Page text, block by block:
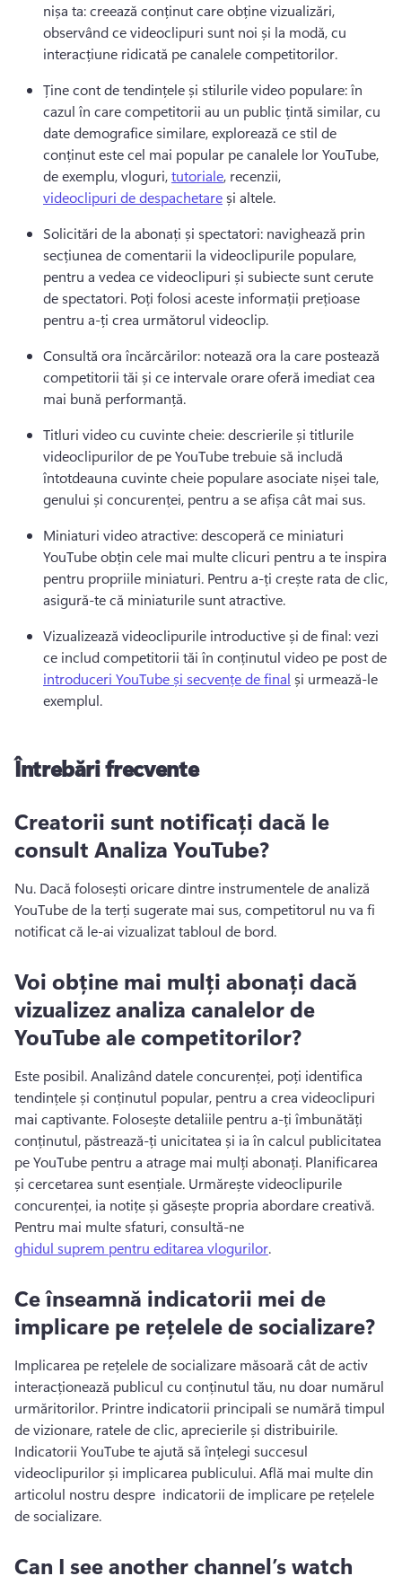
nișa ta: creează conținut care obține vizualizări,
observând ce videoclipuri sunt noi și la modă, cu
interacțiune ridicată pe canalele competitorilor.
Ține cont de tendințele și stilurile video populare: în
cazul în care competitorii au un public țintă similar, cu
date demografice similare, explorează ce stil de
conținut este cel mai popular pe canalele lor YouTube,
de exemplu, vloguri, tutoriale, recenzii,
videoclipuri de despachetare și altele.
Solicitări de la abonați și spectatori: navighează prin
secțiunea de comentarii la videoclipurile populare,
pentru a vedea ce videoclipuri și subiecte sunt cerute
de spectatori. Poți folosi aceste informații prețioase
pentru a-ți crea următorul videoclip.
Consultă ora încărcărilor: notează ora la care postează
competitorii tăi și ce intervale orare oferă imediat cea
mai bună performanță.
Titluri video cu cuvinte cheie: descrierile și titlurile
videoclipurilor de pe YouTube trebuie să includă
întotdeauna cuvinte cheie populare asociate nișei tale,
genului și concurenței, pentru a se afișa cât mai sus.
Miniaturi video atractive: descoperă ce miniaturi
YouTube obțin cele mai multe clicuri pentru a te inspira
pentru propriile miniaturi. Pentru a-ți crește rata de clic,
asigură-te că miniaturile sunt atractive.
Vizualizează videoclipurile introductive și de final: vezi
introduceri YouTube și secvențe de final și urmează-le
exemplul.
Întrebări frecvente
Creatorii sunt notificați dacă le
consult Analiza YouTube?
Nu. Dacă folosești oricare dintre instrumentele de analiză
YouTube de la terți sugerate mai sus, competitorul nu va fi
notificat că le-ai vizualizat tabloul de bord.
Voi obține mai mulți abonați dacă
vizualizez analiza canalelor de
YouTube ale competitorilor?
Este posibil. Analizând datele concurenței, poți identifica
tendințele și conținutul popular, pentru a crea videoclipuri
mai captivante. Folosește detaliile pentru a-ți îmbunătăți
conținutul, păstrează-ți unicitatea și ia în calcul publicitatea
pe YouTube pentru a atrage mai mulți abonați. Planificarea
și cercetarea sunt esențiale. Urmărește videoclipurile
Pentru mai multe sfaturi, consultă-ne
ghidul suprem pentru editarea vlogurilor.
Ce înseamnă indicatorii mei de
implicare pe rețelele de socializare?
Implicarea pe rețelele de socializare măsoară cât de activ
interacționează publicul cu conținutul tău, nu doar numărul
urmăritorilor. Printre indicatorii principali se numără timpul
Indicatorii YouTube te ajută să înțelegi succesul
videoclipurilor și implicarea publicului. Află mai multe din
articolul nostru despre indicatorii de implicare pe rețelele
de socializare.
Can I see another channel’s watch